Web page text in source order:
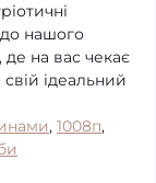
до нашого
де на вас чекає
ідеальний
, 1008п,